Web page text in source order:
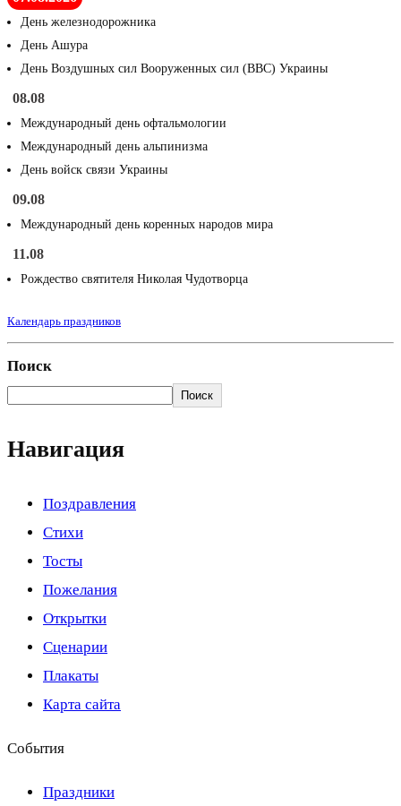
День железнодорожника
День Ашура
День Воздушных сил Вооруженных сил (ВВС) Украины
08.08
Международный день офтальмологии
Международный день альпинизма
День войск связи Украины
09.08
Международный день коренных народов мира
11.08
Рождество святителя Николая Чудотворца
Календарь праздников
Поиск
Поиск
Навигация
Поздравления
Стихи
Тосты
Пожелания
Открытки
Сценарии
Плакаты
Карта сайта
События
Праздники